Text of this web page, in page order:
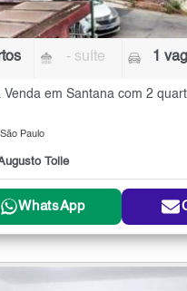
- suíte 1
Venda em Santana com 2
Paulo
Tolle
WhatsApp